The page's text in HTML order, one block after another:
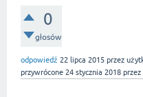
0
głosów
odpowiedź 22 lipca 2015 przez
przywrócone 24 stycznia 2018